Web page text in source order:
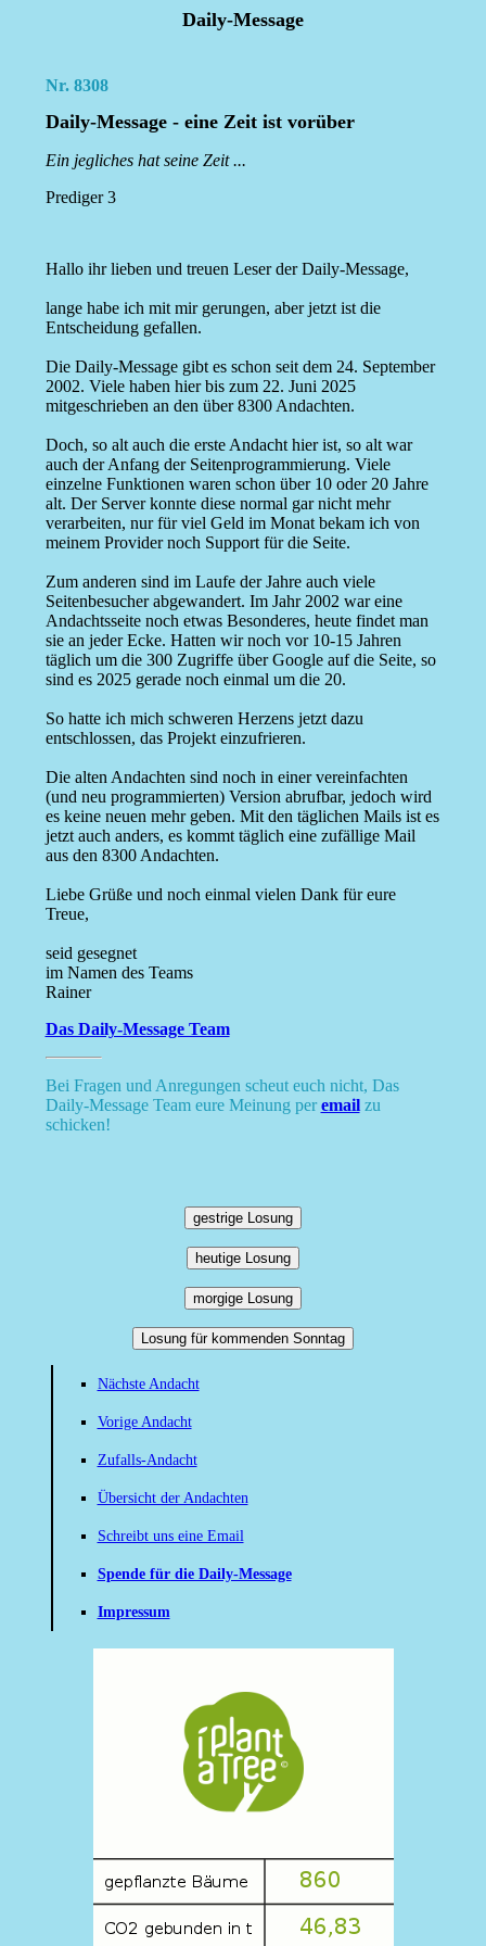
Daily-Message
Nr. 8308
Daily-Message - eine Zeit ist vorüber
Ein jegliches hat seine Zeit ...
Prediger 3
Hallo ihr lieben und treuen Leser der Daily-Message,
lange habe ich mit mir gerungen, aber jetzt ist die
Entscheidung gefallen.
Die Daily-Message gibt es schon seit dem 24. September
2002. Viele haben hier bis zum 22. Juni 2025
mitgeschrieben an den über 8300 Andachten.
Doch, so alt auch die erste Andacht hier ist, so alt war
auch der Anfang der Seitenprogrammierung. Viele
einzelne Funktionen waren schon über 10 oder 20 Jahre
alt. Der Server konnte diese normal gar nicht mehr
verarbeiten, nur für viel Geld im Monat bekam ich von
meinem Provider noch Support für die Seite.
Zum anderen sind im Laufe der Jahre auch viele
Seitenbesucher abgewandert. Im Jahr 2002 war eine
Andachtsseite noch etwas Besonderes, heute findet man
sie an jeder Ecke. Hatten wir noch vor 10-15 Jahren
täglich um die 300 Zugriffe über Google auf die Seite, so
sind es 2025 gerade noch einmal um die 20.
So hatte ich mich schweren Herzens jetzt dazu
entschlossen, das Projekt einzufrieren.
Die alten Andachten sind noch in einer vereinfachten
(und neu programmierten) Version abrufbar, jedoch wird
es keine neuen mehr geben. Mit den täglichen Mails ist es
jetzt auch anders, es kommt täglich eine zufällige Mail
aus den 8300 Andachten.
Liebe Grüße und noch einmal vielen Dank für eure
Treue,
seid gesegnet
im Namen des Teams
Rainer
Das Daily-Message Team
Bei Fragen und Anregungen scheut euch nicht, Das
Daily-Message Team eure Meinung peremailzu
schicken!
gestrige Losung
heutige Losung
morgige Losung
Losung für kommenden Sonntag
Nächste Andacht
Vorige Andacht
Zufalls-Andacht
Übersicht der Andachten
Schreibt uns eine Email
Spende für die Daily-Message
Impressum